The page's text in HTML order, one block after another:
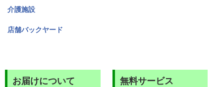
介護施設
店舗バックヤード
お届けについて 無料サービス